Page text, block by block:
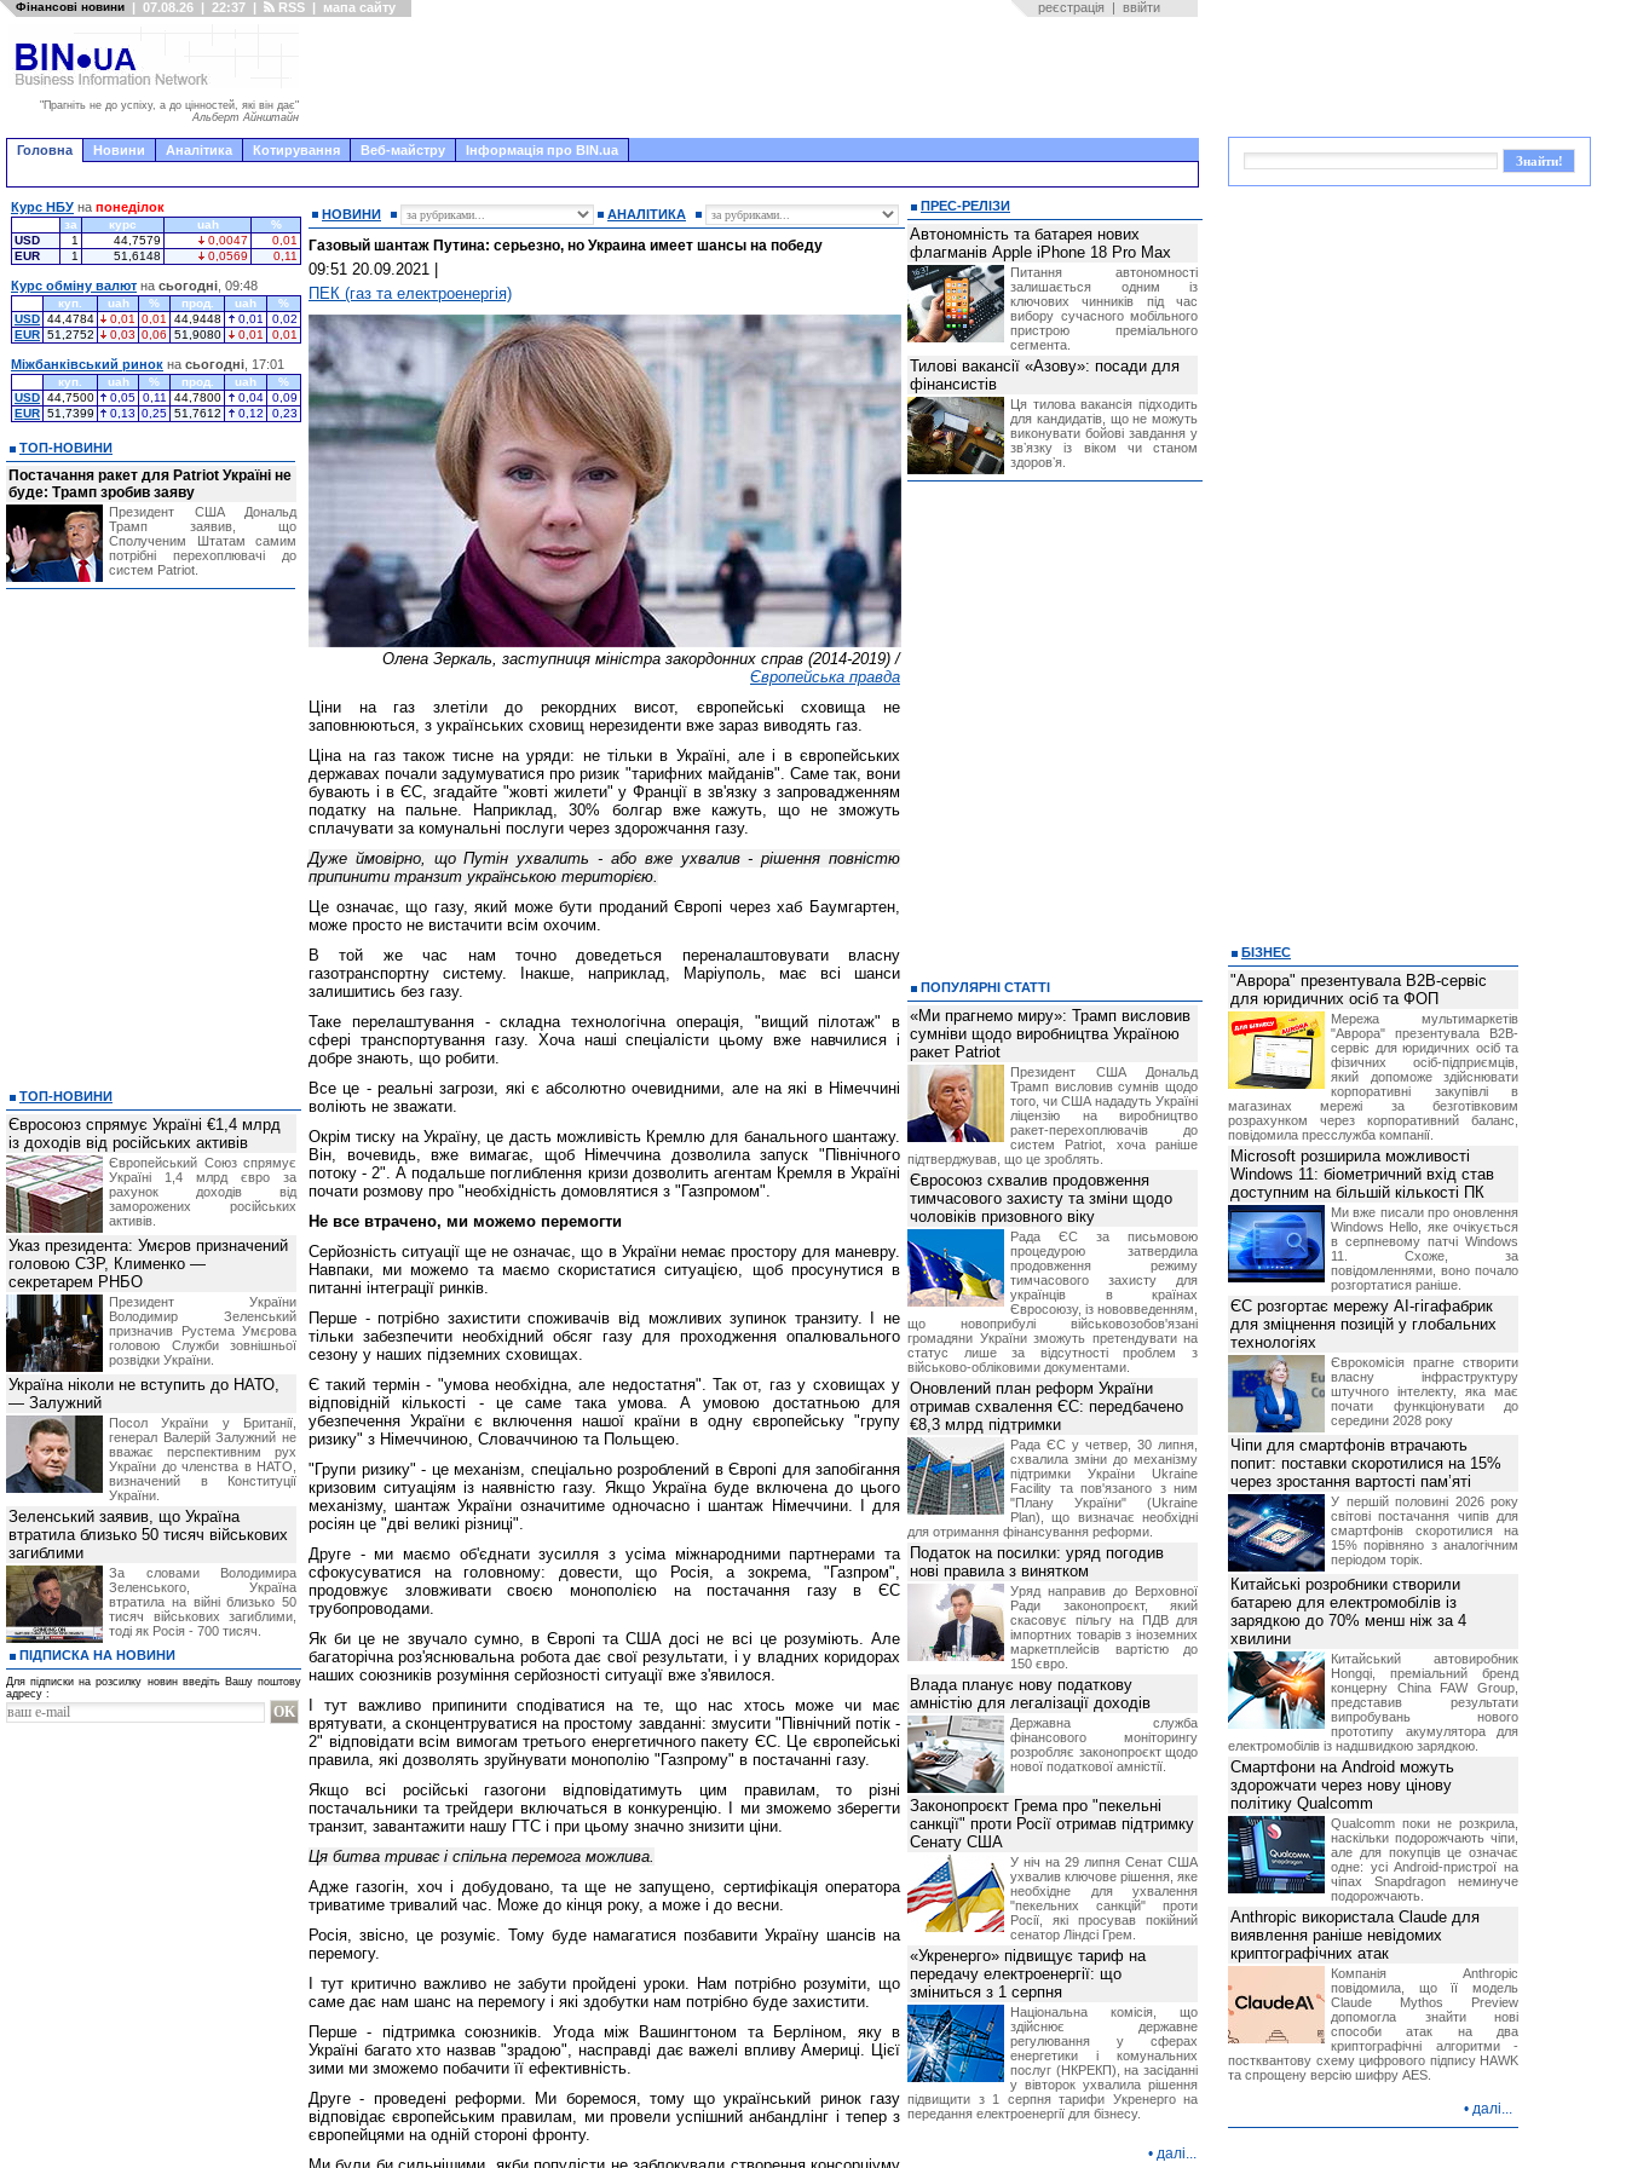
Фінансові новини | 07.08.26 | 22:37 | RSS | мапа сайту реєстрація | ввійти
"Прагніть не до успіху, а до цінностей, які він дає"
Альберт Айнштайн
Головна Новини Аналітика Котирування Веб-майстру Інформація про BIN.ua
НОВИНИ АНАЛІТИКА
Газовый шантаж Путина: серьезно, но Украина имеет шансы на победу
09:51 20.09.2021
ПЕК (газ та електроенергія)
Олена Зеркаль, заступниця міністра закордонних справ (2014-2019) /
Європейська правда
Ціни на газ злетіли до рекордних висот, європейські сховища не
заповнюються, з українських сховищ нерезиденти вже зараз виводять газ.
Ціна на газ також тисне на уряди: не тільки в Україні, але і в європейських
державах почали задумуватися про ризик "тарифних майданів". Саме так, вони
бувають і в ЄС, згадайте "жовті жилети" у Франції в зв'язку з запровадженням
податку на пальне. Наприклад, 30% болгар вже кажуть, що не зможуть
сплачувати за комунальні послуги через здорожчання газу.
Дуже ймовірно, що Путін ухвалить - або вже ухвалив - рішення повністю
припинити транзит українською територією.
Це означає, що газу, який може бути проданий Європі через хаб Баумгартен,
може просто не вистачити всім охочим.
В той же час нам точно доведеться переналаштовувати власну
газотранспортну систему. Інакше, наприклад, Маріуполь, має всі шанси
залишитись без газу.
Таке перелаштування - складна технологічна операція, "вищий пілотаж" в
сфері транспортування газу. Хоча наші спеціалісти цьому вже навчилися і
добре знають, що робити.
Все це - реальні загрози, які є абсолютно очевидними, але на які в Німеччині
воліють не зважати.
Окрім тиску на Україну, це дасть можливість Кремлю для банального шантажу.
Він, вочевидь, вже вимагає, щоб Німеччина дозволила запуск "Північного
потоку - 2". А подальше поглиблення кризи дозволить агентам Кремля в Україні
почати розмову про "необхідність домовлятися з "Газпромом".
Не все втрачено, ми можемо перемогти
Серйозність ситуації ще не означає, що в України немає простору для маневру.
Навпаки, ми можемо та маємо скористатися ситуацією, щоб просунутися в
питанні інтеграції ринків.
Перше - потрібно захистити споживачів від можливих зупинок транзиту. І не
тільки забезпечити необхідний обсяг газу для проходження опалювального
сезону у наших підземних сховищах.
Є такий термін - "умова необхідна, але недостатня". Так от, газ у сховищах у
відповідній кількості - це саме така умова. А умовою достатньою для
убезпечення України є включення нашої країни в одну європейську "групу
ризику" з Німеччиною, Словаччиною та Польщею.
"Групи ризику" - це механізм, спеціально розроблений в Європі для запобігання
кризовим ситуаціям із наявністю газу. Якщо Україна буде включена до цього
механізму, шантаж України означитиме одночасно і шантаж Німеччини. І для
росіян це "дві великі різниці".
Друге - ми маємо об'єднати зусилля з усіма міжнародними партнерами та
сфокусуватися на головному: довести, що Росія, а зокрема, "Газпром",
продовжує зловживати своєю монополією на постачання газу в ЄС
трубопроводами.
Як би це не звучало сумно, в Європі та США досі не всі це розуміють. Але
багаторічна роз'яснювальна робота дає свої результати, і у владних коридорах
наших союзників розуміння серйозності ситуації вже з'явилося.
І тут важливо припинити сподіватися на те, що нас хтось може чи має
врятувати, а сконцентруватися на простому завданні: змусити "Північний потік -
2" відповідати всім вимогам третього енергетичного пакету ЄС. Це європейські
правила, які дозволять зруйнувати монополію "Газпрому" в постачанні газу.
Якщо всі російські газогони відповідатимуть цим правилам, то різні
постачальники та трейдери включаться в конкуренцію. І ми зможемо зберегти
транзит, завантажити нашу ГТС і при цьому значно знизити ціни.
Ця битва триває і спільна перемога можлива.
Адже газогін, хоч і добудовано, та ще не запущено, сертифікація оператора
триватиме тривалий час. Може до кінця року, а може і до весни.
Росія, звісно, це розуміє. Тому буде намагатися позбавити Україну шансів на
перемогу.
І тут критично важливо не забути пройдені уроки. Нам потрібно розуміти, що
саме дає нам шанс на перемогу і які здобутки нам потрібно буде захистити.
Перше - підтримка союзників. Угода між Вашингтоном та Берліном, яку в
Україні багато хто назвав "зрадою", насправді дає важелі впливу Америці. Цієї
зими ми зможемо побачити її ефективність.
Друге - проведені реформи. Ми боремося, тому що український ринок газу
відповідає європейським правилам, ми провели успішний анбандлінг і тепер з
європейцями на одній стороні фронту.
Курс НБУ на понеділок
за курс uah
%
USD
1 44,7579 0,0047
0,01
EUR
1 51,6148 0,0569 0,11
Курс обміну валют на сьогодні , 09:48
куп. uah % прод. uah
%
USD 44,4784 0,01 0,01 44,9448 0,01
0,02
EUR 51,2752 0,03 0,06 51,9080 0,01 0,01
Міжбанківський ринок на сьогодні , 17:01
куп. uah % прод. uah
%
USD 44,7500 0,05 0,11 44,7800 0,04
0,09
EUR 51,7399 0,13 0,25 51,7612 0,12 0,23
ТОП-НОВИНИ
Постачання ракет для Patriot Україні не
буде: Трамп зробив заяву
Президент США Дональд
Трамп заявив, що
Сполученим Штатам самим
потрібні перехоплювачі до
систем Patriot.
ТОП-НОВИНИ
Євросоюз спрямує Україні €1,4 млрд
із доходів від російських активів
Європейський Союз спрямує
Україні 1,4 млрд євро за
рахунок доходів від
заморожених російських
активів.
Указ президента: Умєров призначений
головою СЗР, Клименко —
секретарем РНБО
Президент України
Володимир Зеленський
призначив Pустема Умєрова
головою Служби зовнішньої
розвідки України.
Україна ніколи не вступить до НАТО,
— Залужний
Посол України у Британії,
генерал Валерій Залужний не
вважає перспективним рух
України до членства в НАТО,
визначений в Конституції
України.
Зеленський заявив, що Україна
втратила близько 50 тисяч військових
загиблими
За словами Володимира
Зеленського, Україна
втратила на війні близько 50
тисяч військових загиблими,
тоді як Росія - 700 тисяч.
ПІДПИСКА НА НОВИНИ
Для підписки на розсилку новин введіть Вашу поштову
адресу :
ПРЕС-РЕЛІЗИ
Автономність та батарея нових
флагманів Apple iPhone 18 Pro Max
Питання автономності
залишається одним із
ключових чинників під час
вибору сучасного мобільного
пристрою преміального
сегмента.
Тилові вакансії «Азову»: посади для
фінансистів
Ця тилова вакансія підходить
для кандидатів, що не можуть
виконувати бойові завдання у
звʼязку із віком чи станом
здоровʼя.
ПОПУЛЯРНІ СТАТТІ
«Ми прагнемо миру»: Трамп висловив
сумніви щодо виробництва Україною
ракет Patriot
Президент США Дональд
Трамп висловив сумнів щодо
того, чи США нададуть Україні
ліцензію на виробництво
ракет-перехоплювачів до
систем Patriot, хоча раніше
підтверджував, що це зроблять.
Євросоюз схвалив продовження
тимчасового захисту та зміни щодо
чоловіків призовного віку
Рада ЄС за письмовою
процедурою затвердила
продовження режиму
тимчасового захисту для
українців в країнах
Євросоюзу, із нововведенням,
що новоприбулі військовозобов'язані
громадяни України зможуть претендувати на
статус лише за відсутності проблем з
військово-обліковими документами.
Оновлений план реформ України
отримав схвалення ЄС: передбачено
€8,3 млрд підтримки
Рада ЄС у четвер, 30 липня,
схвалила зміни до механізму
підтримки України Ukraine
Facility та пов'язаного з ним
"Плану України" (Ukraine
Plan), що визначає необхідні
для отримання фінансування реформи.
Податок на посилки: уряд погодив
нові правила з винятком
Уряд направив до Верховної
Ради законопроєкт, який
скасовує пільгу на ПДВ для
імпортних товарів з іноземних
маркетплейсів вартістю до
150 євро.
Влада планує нову податкову
амністію для легалізації доходів
Державна служба
фінансового моніторингу
розробляє законопроєкт щодо
нової податкової амністії.
Законопроєкт Грема про "пекельні
санкції" проти Росії отримав підтримку
Сенату США
У ніч на 29 липня Сенат США
ухвалив ключове рішення, яке
необхідне для ухвалення
"пекельних санкцій" проти
Росії, які просував покійний
сенатор Ліндсі Грем.
«Укренерго» підвищує тариф на
передачу електроенергії: що
зміниться з 1 серпня
Національна комісія, що
здійснює державне
регулювання у сферах
енергетики і комунальних
послуг (НКРЕКП), на засіданні
у вівторок ухвалила рішення
підвищити з 1 серпня тарифи Укренерго на
передання електроенергії для бізнесу.
• далі...
БІЗНЕС
"Аврора" презентувала B2B-сервіс
для юридичних осіб та ФОП
Мережа мультимаркетів
"Аврора" презентувала B2B-
сервіс для юридичних осіб та
фізичних осіб-підприємців,
який допоможе здійснювати
корпоративні закупівлі в
магазинах мережі за безготівковим
розрахунком через корпоративний баланс,
повідомила пресслужба компанії.
Microsoft розширила можливості
Windows 11: біометричний вхід став
доступним на більшій кількості ПК
Ми вже писали про оновлення
Windows Hello, яке очікується
в серпневому патчі Windows
11. Схоже, за
повідомленнями, воно почало
розгортатися раніше.
ЄС розгортає мережу AI-гігафабрик
для зміцнення позицій у глобальних
технологіях
Єврокомісія прагне створити
власну інфраструктуру
штучного інтелекту, яка має
почати функціонувати до
середини 2028 року
Чіпи для смартфонів втрачають
попит: поставки скоротилися на 15%
через зростання вартості пам’яті
У першій половині 2026 року
світові постачання чипів для
смартфонів скоротилися на
15% порівняно з аналогічним
періодом торік.
Китайські розробники створили
батарею для електромобілів із
зарядкою до 70% менш ніж за 4
хвилини
Китайський автовиробник
Hongqi, преміальний бренд
концерну China FAW Group,
представив результати
випробувань нового
прототипу акумулятора для
електромобілів із надшвидкою зарядкою.
Смартфони на Android можуть
здорожчати через нову цінову
політику Qualcomm
Qualcomm поки не розкрила,
наскільки подорожчають чіпи,
але для покупців це означає
одне: усі Android-пристрої на
чіпах Snapdragon неминуче
подорожчають.
Anthropic використала Claude для
виявлення раніше невідомих
криптографічних атак
Компанія Anthropic
повідомила, що її модель
Claude Mythos Preview
допомогла знайти нові
способи атак на два
криптографічні алгоритми -
постквантову схему цифрового підпису HAWK
та спрощену версію шифру AES.
• далі...